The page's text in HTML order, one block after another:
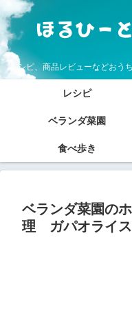
レシピ、商品レビューなどお
レシピ
ベランダ菜園
食べ歩き
ベランダ菜園の
理 ガパオライス